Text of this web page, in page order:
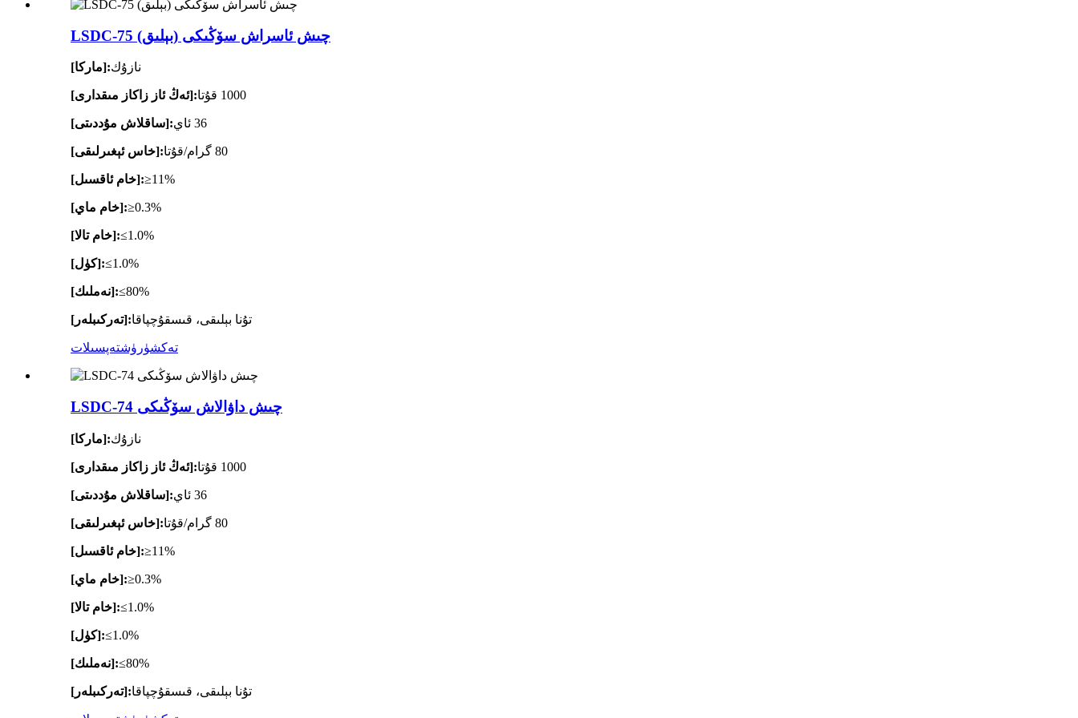
LSDC-75 چىش ئاسراش سۆڭىكى (بېلىق)
[ماركا]:نازۇك
[ئەڭ ئاز زاكاز مىقدارى]: 1000 قۇتا
[ساقلاش مۇددىتى]: 36 ئاي
[خاس ئېغىرلىقى]: 80 گرام/قۇتا
[خام ئاقسىل]: ≥11%
[خام ماي]: ≥0.3%
[خام تالا]: ≤1.0%
[كۈل]: ≤1.0%
[نەملىك]: ≤80%
[تەركىبلەر]:تۇنا بېلىقى، قىسقۇچپاقا
تەكشۈرۈشتەپسىلات
LSDC-74 چىش داۋالاش سۆڭىكى
[ماركا]:نازۇك
[ئەڭ ئاز زاكاز مىقدارى]: 1000 قۇتا
[ساقلاش مۇددىتى]: 36 ئاي
[خاس ئېغىرلىقى]: 80 گرام/قۇتا
[خام ئاقسىل]: ≥11%
[خام ماي]: ≥0.3%
[خام تالا]: ≤1.0%
[كۈل]: ≤1.0%
[نەملىك]: ≤80%
[تەركىبلەر]:تۇنا بېلىقى، قىسقۇچپاقا